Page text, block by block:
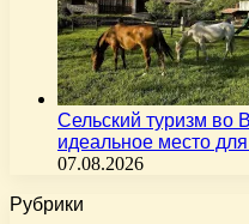
Сельский туризм во
идеальное место
07.08.2026
Рубрики